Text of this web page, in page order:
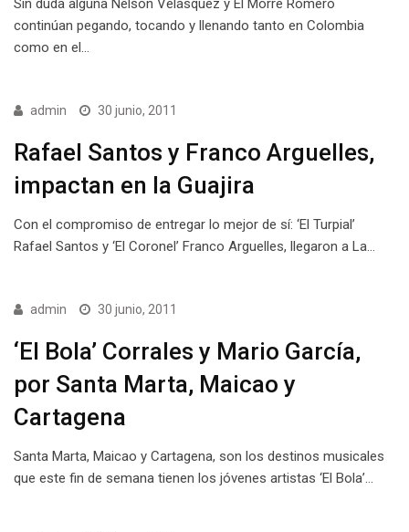
Sin duda alguna Nelson Velásquez y El Morre Romero
continúan pegando, tocando y llenando tanto en Colombia
como en el…
admin 30 junio, 2011
Rafael Santos y Franco Arguelles,
impactan en la Guajira
Con el compromiso de entregar lo mejor de sí: ‘El Turpial’
Rafael Santos y ‘El Coronel’ Franco Arguelles, llegaron a La…
admin 30 junio, 2011
‘El Bola’ Corrales y Mario García,
por Santa Marta, Maicao y
Cartagena
Santa Marta, Maicao y Cartagena, son los destinos musicales
que este fin de semana tienen los jóvenes artistas ‘El Bola’…